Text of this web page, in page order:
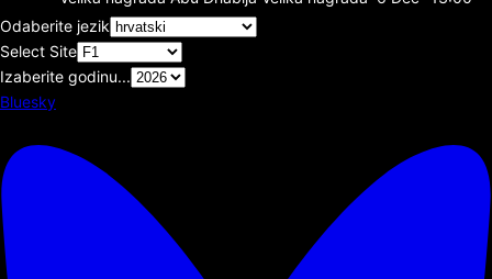
Odaberite jezik
Select Site
Izaberite godinu...
Bluesky